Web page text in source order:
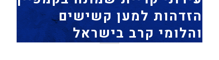
הזדהות למען קשישים
והלומי קרב בישראל